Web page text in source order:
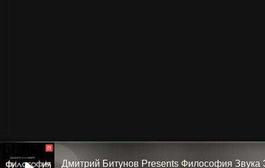
П
Дмитрий Битунов Presents Филоcофия Звука